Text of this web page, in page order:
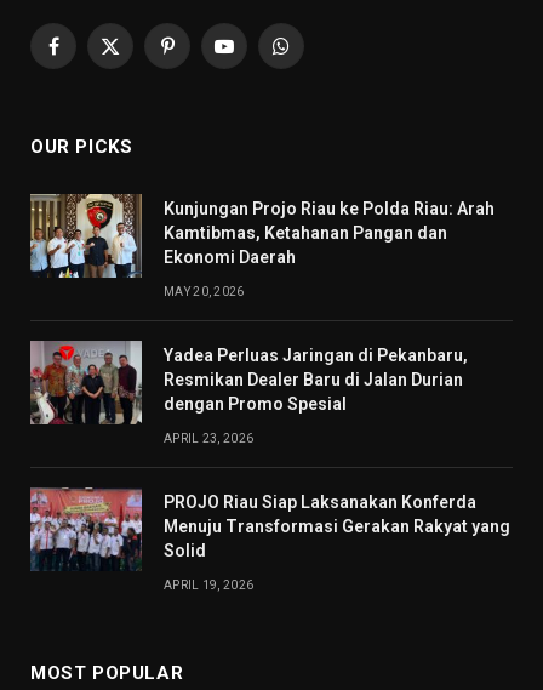
Facebook
X
PinterestYouTubeWhatsApp
OUR PICKS
Kunjungan Projo Riau ke Polda Riau: Arah
Kamtibmas, Ketahanan Pangan dan
Ekonomi Daerah
MAY 20, 2026
Yadea Perluas Jaringan di Pekanbaru,
Resmikan Dealer Baru di Jalan Durian
dengan Promo Spesial
APRIL 23, 2026
PROJO Riau Siap Laksanakan Konferda
Menuju Transformasi Gerakan Rakyat yang
Solid
APRIL 19, 2026
MOST POPULAR